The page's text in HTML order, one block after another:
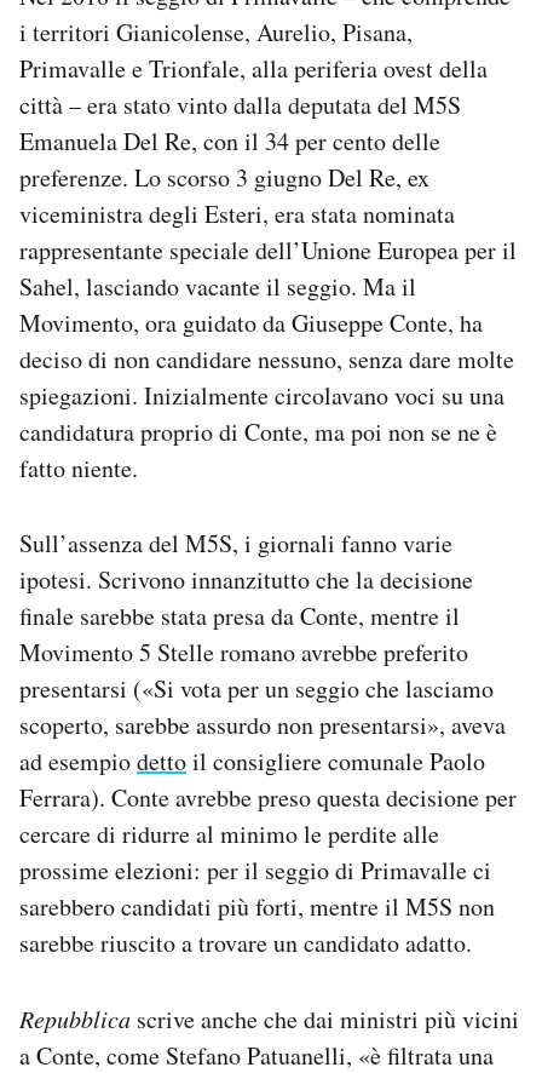
i territori Gianicolense, Aurelio, Pisana,
Primavalle e Trionfale, alla periferia ovest della
città – era stato vinto dalla deputata del M5S
Emanuela Del Re, con il 34 per cento delle
preferenze. Lo scorso 3 giugno Del Re, ex
viceministra degli Esteri, era stata nominata
rappresentante speciale dell’Unione Europea per il
Sahel, lasciando vacante il seggio. Ma il
Movimento, ora guidato da Giuseppe Conte, ha
deciso di non candidare nessuno, senza dare molte
spiegazioni. Inizialmente circolavano voci su una
candidatura proprio di Conte, ma poi non se ne è
fatto niente.
Sull’assenza del M5S, i giornali fanno varie
ipotesi. Scrivono innanzitutto che la decisione
finale sarebbe stata presa da Conte, mentre il
Movimento 5 Stelle romano avrebbe preferito
presentarsi («Si vota per un seggio che lasciamo
scoperto, sarebbe assurdo non presentarsi», aveva
ad esempiodettoil consigliere comunale Paolo
Ferrara). Conte avrebbe preso questa decisione per
cercare di ridurre al minimo le perdite alle
prossime elezioni: per il seggio di Primavalle ci
sarebbero candidati più forti, mentre il M5S non
sarebbe riuscito a trovare un candidato adatto.
Repubblica scrive anche che dai ministri più vicini
a Conte, come Stefano Patuanelli, «è filtrata una